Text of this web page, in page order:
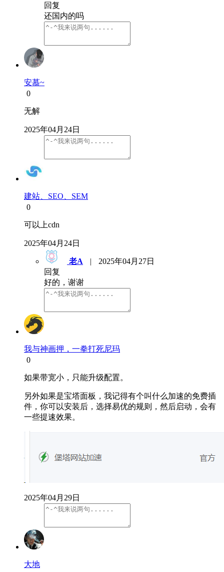
回复
还国内的吗
安慕~
0
无解
2025年04月24日
建站、SEO、SEM
0
可以上cdn
2025年04月24日
老A |
2025年04月27日
回复
好的，谢谢
我与神画押，一拳打死尼玛
0
如果带宽小，只能升级配置。
另外如果是宝塔面板，我记得有个叫什么加速的免费插
件，你可以安装后，选择易优的规则，然后启动，会有
一些提速效果。
2025年04月29日
大地